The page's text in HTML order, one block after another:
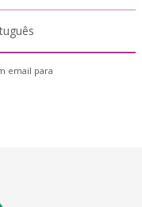
email para